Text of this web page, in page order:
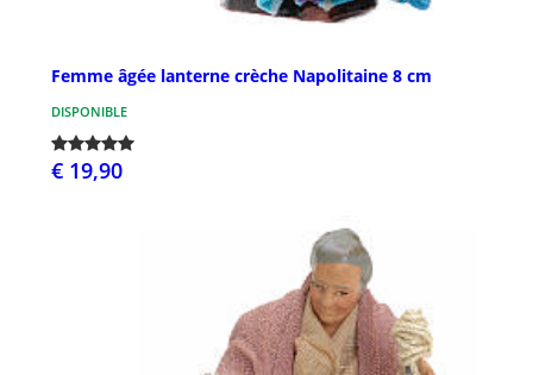
Femme âgée lanterne crèche Napolitaine 8 cm
DISPONIBLE
€ 19,90